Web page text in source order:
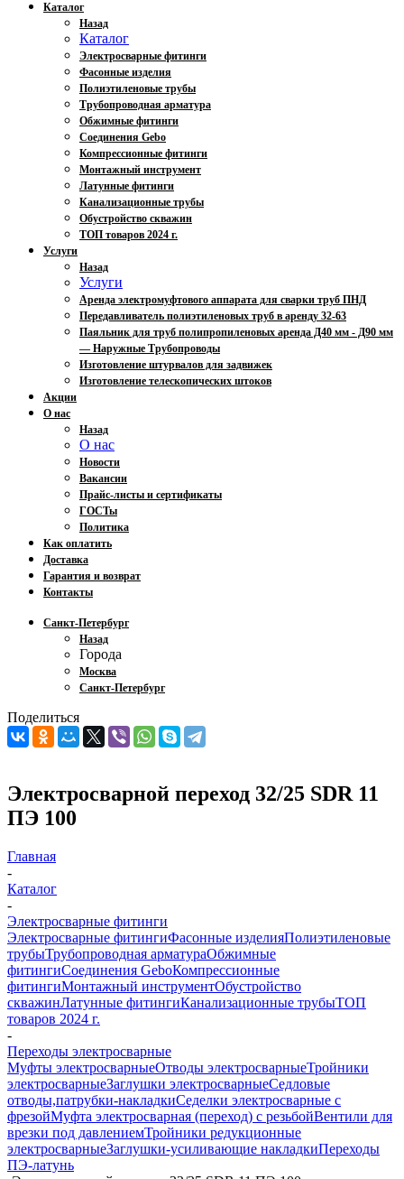
Каталог
Назад
Каталог
Электросварные фитинги
Фасонные изделия
Полиэтиленовые трубы
Трубопроводная арматура
Обжимные фитинги
Соединения Gebo
Компрессионные фитинги
Монтажный инструмент
Латунные фитинги
Канализационные трубы
Обустройство скважин
ТОП товаров 2024 г.
Услуги
Назад
Услуги
Аренда электромуфтового аппарата для сварки труб ПНД
Передавливатель полиэтиленовых труб в аренду 32-63
Паяльник для труб полипропиленовых аренда Д40 мм - Д90 мм
— Наружные Трубопроводы
Изготовление штурвалов для задвижек
Изготовление телескопических штоков
Акции
О нас
Назад
О нас
Новости
Вакансии
Прайс-листы и сертификаты
ГОСТы
Политика
Как оплатить
Доставка
Гарантия и возврат
Контакты
Санкт-Петербург
Назад
Города
Москва
Санкт-Петербург
Поделиться
Электросварной переход 32/25 SDR 11
ПЭ 100
Главная
-
Каталог
-
Электросварные фитинги
Электросварные фитингиФасонные изделияПолиэтиленовые
трубыТрубопроводная арматураОбжимные
фитингиСоединения GeboКомпрессионные
фитингиМонтажный инструментОбустройство
скважинЛатунные фитингиКанализационные трубыТОП
товаров 2024 г.
-
Переходы электросварные
Муфты электросварныеОтводы электросварныеТройники
электросварныеЗаглушки электросварныеСедловые
отводы,патрубки-накладкиСеделки электросварные с
фрезойМуфта электросварная (переход) с резьбойВентили для
врезки под давлениемТройники редукционные
электросварныеЗаглушки-усиливающие накладкиПереходы
ПЭ-латунь